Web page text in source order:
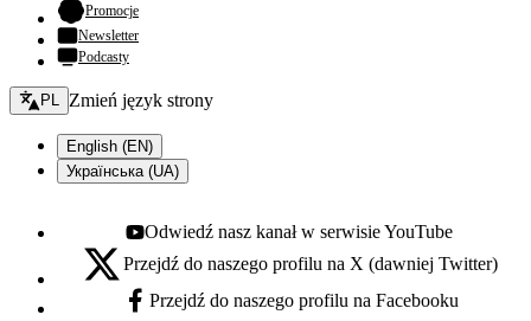
Promocje- otwiera się w nowej karcie
Newsletter
Podcasty
Zmień język - bieżący:
PL Zmień język strony
English (EN)
Українська (UA)
Youtube - otwiera się w nowej karcie
Odwiedź nasz kanał w serwisie YouTube
X - otwiera się w nowej karcie
Przejdź do naszego profilu na X (dawniej Twitter)
Facebook - otwiera się w nowej karcie
Przejdź do naszego profilu na Facebooku